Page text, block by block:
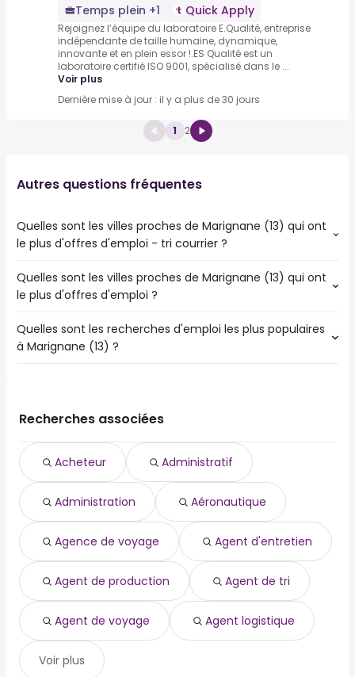
Temps plein +1
Quick Apply
Rejoignez l’équipe du laboratoire E.Qualité, entreprise
indépendante de taille humaine, dynamique,
innovante et en plein essor !.ES Qualité est un
laboratoire certifié ISO 9001, spécialisé dans le ...
Voir plus
Dernière mise à jour : il y a plus de 30 jours
1 2
Autres questions fréquentes
Quelles sont les villes proches de Marignane (13) qui ont
le plus d'offres d'emploi - tri courrier ?
Les villes proches de Marignane (13) qui ont le plus
d'offres d'emploi - tri courrier sont :
Quelles sont les villes proches de Marignane (13) qui ont
le plus d'offres d'emploi ?
Les 10 villes proches de Marignane (13) qui ont le plus
d'offres d'emploi sont :
Martigues
Vitrolles
Les Pennes-Mirabeau
Gardanne
Châteauneuf-les-Martigues
Quelles sont les recherches d'emploi les plus populaires
à Marignane (13) ?
acheteur
aéronautique
agence de voyage
agent d'entretien
agent de production
agent de tri
agent logistique
Recherches associées
Acheteur Administratif
Administration Aéronautique
Agence de voyage Agent d'entretien
Agent de production Agent de tri
Agent de voyage Agent logistique
Voir plus